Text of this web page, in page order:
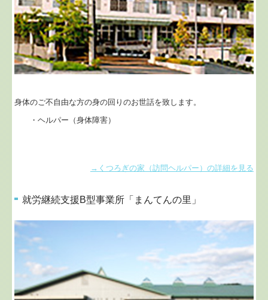
身体のご不自由な方の身の回りのお世話を致します。
・ヘルパー（身体障害）
→くつろぎの家（訪問ヘルパー）の詳細を見る
就労継続支援B型事業所「まんてんの里」